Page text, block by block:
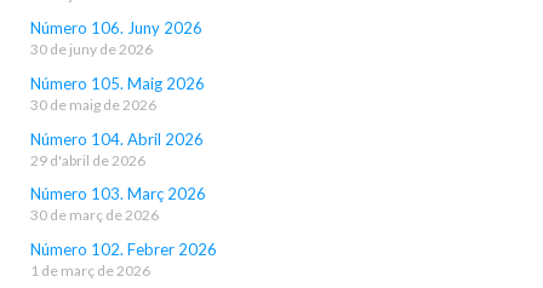
Número 106. Juny 2026
30 de juny de 2026
Número 105. Maig 2026
30 de maig de 2026
Número 104. Abril 2026
29 d'abril de 2026
Número 103. Març 2026
30 de març de 2026
Número 102. Febrer 2026
1 de març de 2026